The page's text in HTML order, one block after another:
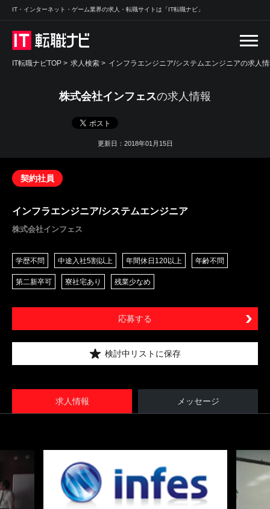
IT・インターネット・ゲーム業界の求人・転職サイトは「IT転職ナビ」
IT転職ナビTOP > 求人検索 > インフラエンジニア/システムエンジニアの求人
株式会社インフェスの求人情報
更新日：2018年01月15日
契約社員
インフラエンジニア/システムエンジニア
株式会社インフェス
学歴不問 中途入社5割以上 年間休日120以上 年齢不問
第二新卒可 寮社宅あり 残業少なめ
応募する
検討中リストに保存
求人情報 メッセージ